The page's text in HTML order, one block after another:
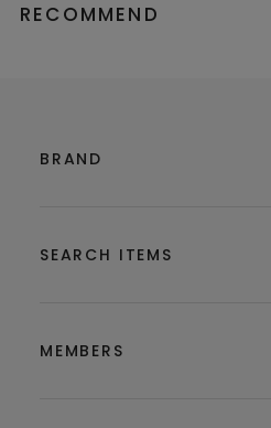
RECOMMEND
BRAND
SEARCH ITEMS
MEMBERS